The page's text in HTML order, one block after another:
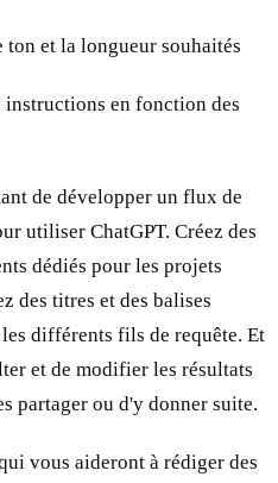
et la longueur souhaités
en fonction des
de développer un flux de
utiliser ChatGPT. Créez des
dédiés pour les projets
des titres et des balises
différents fils de requête. Et
et de modifier les résultats
partager ou d'y donner suite.
vous aideront à rédiger des